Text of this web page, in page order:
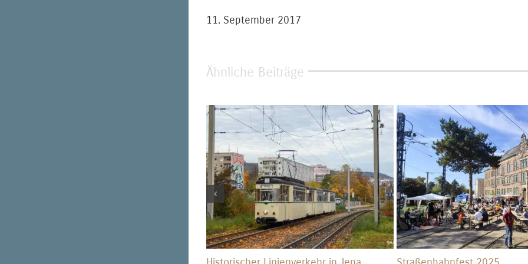
11. September 2017
Ähnliche Beiträge